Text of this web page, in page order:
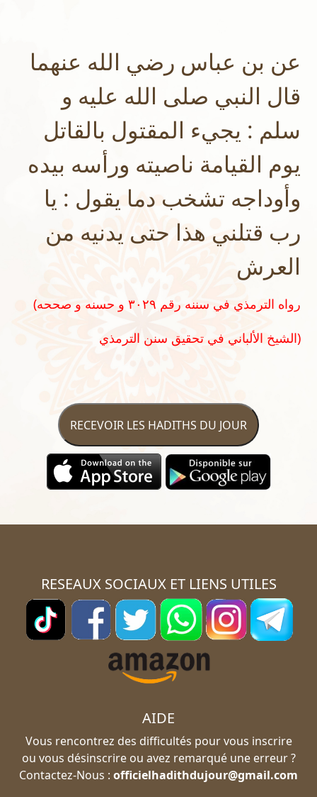
عن بن عباس رضي الله عنهما
قال النبي صلى الله عليه و
سلم : يجيء المقتول بالقاتل
يوم القيامة ناصيته ورأسه بيده
وأوداجه تشخب دما يقول : يا
رب قتلني هذا حتى يدنيه من
العرش
(رواه الترمذي في سننه رقم ٣٠٢٩ و حسنه و صححه
الشيخ الألباني في تحقيق سنن الترمذي)
RECEVOIR LES HADITHS DU JOUR
RESEAUX SOCIAUX ET LIENS UTILES
AIDE
Vous rencontrez des difficultés pour vous inscrire
ou vous désinscrire ou avez remarqué une erreur ?
Contactez-Nous : officielhadithdujour@gmail.com